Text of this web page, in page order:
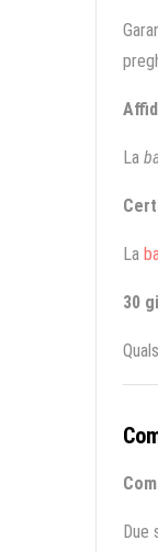
La
La
30